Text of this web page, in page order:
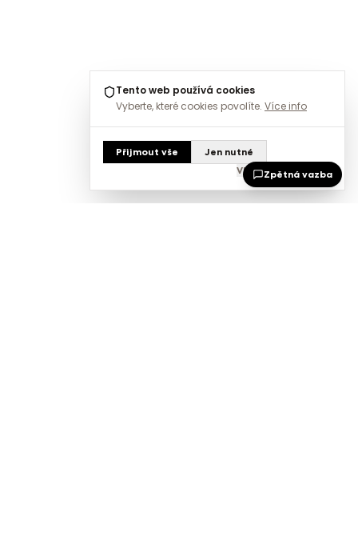
Tento web používá cookies
Vyberte, které cookies povolíte. Více info
Přijmout vše
Jen nutné
Vlastní nastavení
Zpětná vazba